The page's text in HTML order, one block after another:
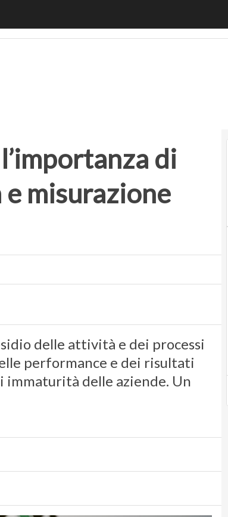
di
misurazione
delle attività e dei processi
performance e dei risultati
immaturità delle aziende. Un